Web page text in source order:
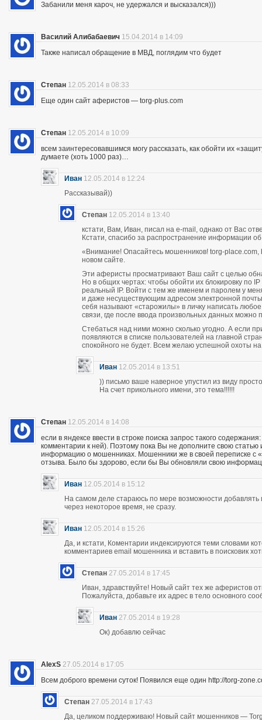
Забанили меня кароч, не удержался и высказался)))
Василий Алибабаевич 15.04.2014 в 14:09
Также написал обращение в МВД, поглядим что будет
Степан 12.05.2014 в 08:33
Еще один сайт аферистов — torg-plus.com
Степан 12.05.2014 в 10:09
всем заинтересовавшимся могу рассказать, как обойти их
думаете (хоть 1000 раз)…
Иван 12.05.2014 в 12:24
Рассказывай))
Степан 12.05.2014 в 13:40
кстати, Вам, Иван, писал на e-mail, однако от Вас
Кстати, спасибо за распространение информации
«Внимание! Опасайтесь мошенников! torg-place.com,
новом сайте.
Эти аферисты просматривают Ваш сайт с целью
Но в общих чертах: чтобы обойти их блокировку по
реальный IP. Войти с тем же именем и паролем у
и даже несуществующим адресом электронной
себя называют «старожилы» в личку написать
связи, где после ввода произвольных данных можно
Стебаться над ними можно сколько угодно. А если
появляются в списке пользователей на главной
спокойного не будет. Всем желаю успешной охоты
Иван 12.05.2014 в 13:51
)) письмо ваше наверное упустил из виду
На счет прикольного имени, это тема!!!!!!
Степан 12.05.2014 в 14:08
если в яндексе ввести в строке поиска запрос такого
комментарии к ней). Поэтому пока Вы не дополните свою
информацию о мошенниках. Мошенники же в своей переписке с
отзыва. Было бы здорово, если бы Вы обновляли свою
Иван 12.05.2014 в 15:12
На самом деле стараюсь по мере возможности
через некоторое время, не сразу.
Иван 12.05.2014 в 15:26
Да, и кстати, Коментарии индексируются теми словами
комментариев email мошенника и вставить в поисковик
Степан 27.05.2014 в 17:45
Иван, здравствуйте! Новый сайт тех же аферистов
Пожалуйста, добавьте их адрес в тело основного
Иван 27.05.2014 в 19:28
Ок) добавлю сейчас
AlexS 27.05.2014 в 17:05
Всем доброго времени суток! Появился еще один http://torg-
Степан 27.05.2014 в 17:43
Да, целиком поддерживаю! Новый сайт мошенников —